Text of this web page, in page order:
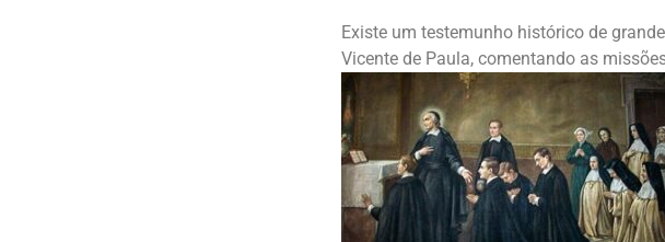
Existe um testemunho histórico de
Vicente de Paula, comentando as